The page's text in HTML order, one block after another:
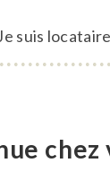
suis locataire